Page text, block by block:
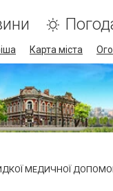
Карта міста
МЕДИЧНОЇ